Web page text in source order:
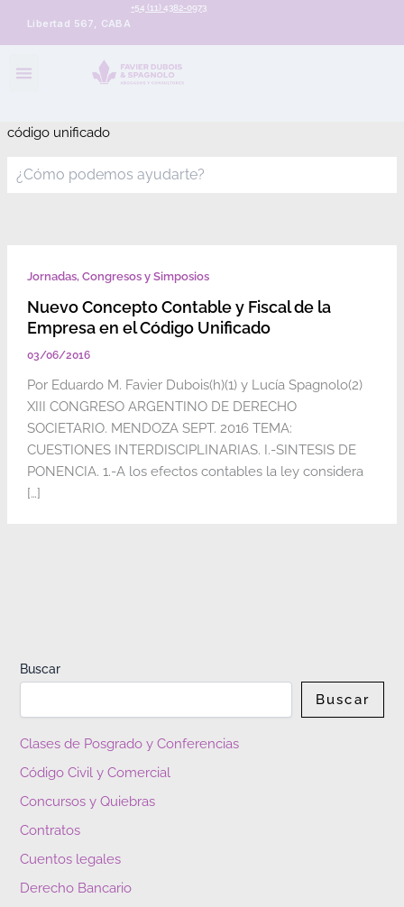
Libertad 567, CABA
+54 (11) 4382-0973
código unificado
Jornadas, Congresos y Simposios
Nuevo Concepto Contable y Fiscal de la
Empresa en el Código Unificado
03/06/2016
Por Eduardo M. Favier Dubois(h)(1) y Lucía Spagnolo(2)
XIII CONGRESO ARGENTINO DE DERECHO
SOCIETARIO. MENDOZA SEPT. 2016 TEMA:
CUESTIONES INTERDISCIPLINARIAS. I.-SINTESIS DE
PONENCIA. 1.-A los efectos contables la ley considera
[…]
Buscar
Buscar
Clases de Posgrado y Conferencias
Código Civil y Comercial
Concursos y Quiebras
Contratos
Cuentos legales
Derecho Bancario